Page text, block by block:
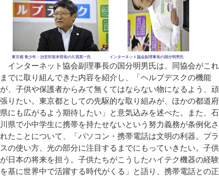
東京都 青少年・治安対策本部長の久我英一氏 インターネット協会副理事長の国分明男氏
インターネット協会副理事長の国分明男氏は、同協会がこれ
までに取り組んできた内容を紹介し、「ヘルプデスクの機能
が、子供や保護者からみて無くてはならない物になるよう、頑
張りたい。東京都としての先駆的な取り組みが、ほかの都道府
県にも広がるよう期待したい」と意気込みを述べた。また、石
川県で小中学生に携帯を持たせないという努力義務が条例化さ
れたことについて、「パソコン・携帯電話は文明の利器。プラ
スの使い方、光の部分に注目するまでにもっていきたい。子供
が日本の将来を担う。子供たちがこうしたハイテク機器の経験
を基に世界中で活躍する時代がくる」と語り、携帯電話との正